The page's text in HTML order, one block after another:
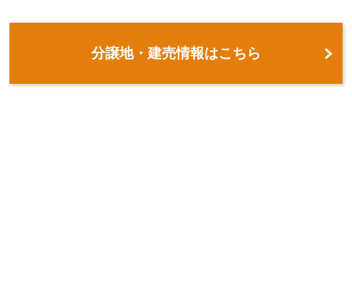
分譲地・建売情報はこちら